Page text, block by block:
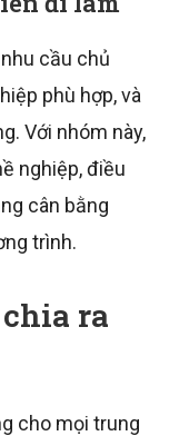
cầu chủ
phù hợp, và
Với nhóm này,
nghiệp, điều
cân bằng
trình.
ra
cho mọi trung